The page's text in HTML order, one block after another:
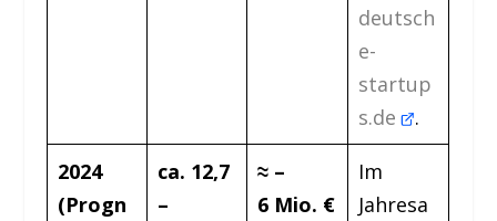
deutsch
e-
startup
s.de .
2024
(Progn
ca. 12,7
–
≈ –
6 Mio. €
Im
Jahresa